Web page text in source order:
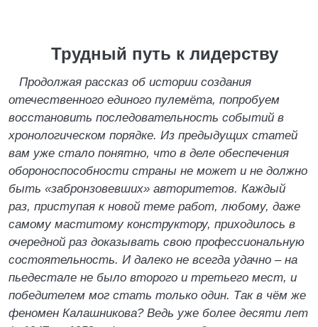
Трудный путь к лидерству
Продолжая рассказ об истории создания
отечественного единого пулемёта, попробуем
восстановить последовательность событий в
хронологическом порядке. Из предыдущих статей
вам уже стало понятно, что в деле обеспечения
обороноспособности страны не может и не должно
быть «забронзовевших» авторитетов. Каждый
раз, приступая к новой теме работ, любому, даже
самому маститому конструктору, приходилось в
очередной раз доказывать свою профессиональную
состоятельность. И далеко не всегда удачно – на
пьедестале не было второго и третьего мест, и
победителем мог стать только один. Так в чём же
феномен Калашникова? Ведь уже более десяти лет